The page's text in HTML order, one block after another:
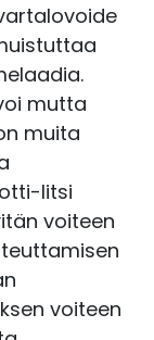
mutta
muita
litsi
voiteen
voiteen